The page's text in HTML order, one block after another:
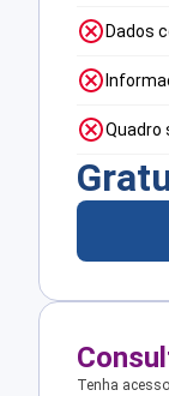
Dados
Quadro
Tenha